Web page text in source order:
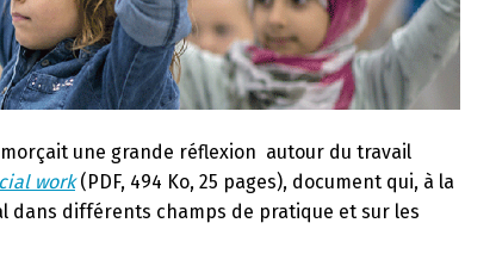
une grande réflexion autour du travail
work (PDF, 494 Ko, 25 pages), document qui, à la
dans différents champs de pratique et sur les